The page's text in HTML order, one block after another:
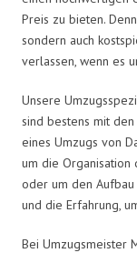
Preis zu bieten.
sondern auch
verlassen, wenn es
Unsere
sind bestens mit
eines Umzugs von
um die Organisation
oder um den
und die Erfahrung,
Bei Umzugsmeister